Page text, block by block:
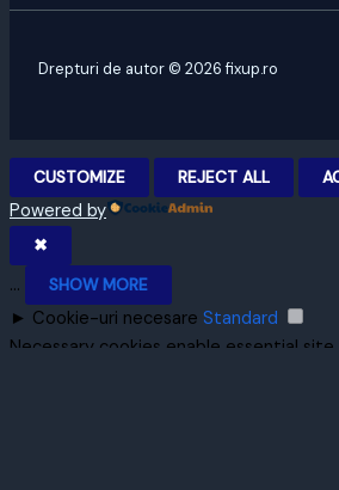
Drepturi de autor © 2026 fixup.ro
CUSTOMIZE REJECT ALL
Powered by
✖
... SHOW MORE
► Cookie-uri necesare Standard
Necessary cookies enable essential